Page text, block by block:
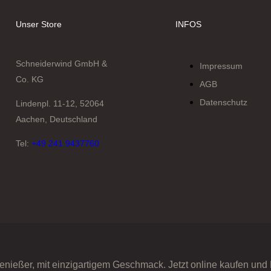
Unser Store
Schneiderwind GmbH &
Co. KG
Lindenpl. 11-12, 52064
Aachen, Deutschland
Tel:+49 241 9437760
INFOS
Impressum
AGB
Datenschutz
mit einzigartigem Geschmack. Jetzt online kaufen